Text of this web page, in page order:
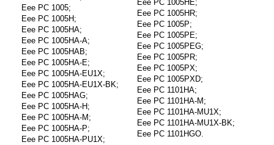
Eee PC 1005;
Eee PC 1005H;
Eee PC 1005HA;
Eee PC 1005HA-A;
Eee PC 1005HAB;
Eee PC 1005HA-E;
Eee PC 1005HA-EU1X;
Eee PC 1005HA-EU1X-BK;
Eee PC 1005HAG;
Eee PC 1005HA-H;
Eee PC 1005HA-M;
Eee PC 1005HA-P;
Eee PC 1005HA-PU1X;
Eee PC 1005HE;
Eee PC 1005HR;
Eee PC 1005P;
Eee PC 1005PE;
Eee PC 1005PEG;
Eee PC 1005PR;
Eee PC 1005PX;
Eee PC 1005PXD;
Eee PC 1101HA;
Eee PC 1101HA-M;
Eee PC 1101HA-MU1X;
Eee PC 1101HA-MU1X-BK;
Eee PC 1101HGO.